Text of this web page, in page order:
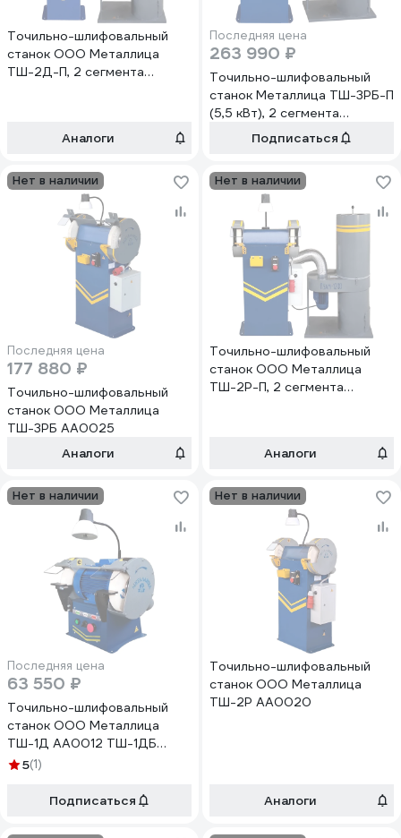
Точильно-шлифовальный
станок ООО Металлица
ТШ-2Д-П, 2 сегмента
Аналоги
Последняя цена
263 990 ₽
Точильно-шлифовальный
станок Металлица ТШ-3РБ-П
(5,5 кВт), 2 сегмента
АА0070Подписаться
Нет в наличии
Последняя цена
177 880 ₽
Точильно-шлифовальный
станок ООО Металлица
ТШ-3РБ АА0025
Аналоги
Нет в наличии
Точильно-шлифовальный
станок ООО Металлица
ТШ-2Р-П, 2 сегмента
Аналоги
Нет в наличии
Последняя цена
63 550 ₽
Точильно-шлифовальный
станок ООО Металлица
ТШ-1Д АА0012 ТШ-1ДБ
АА0013
5(1)
Подписаться
Нет в наличии
Точильно-шлифовальный
станок ООО Металлица
ТШ-2Р АА0020
Аналоги